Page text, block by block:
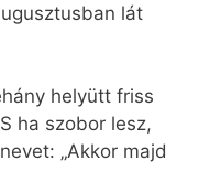
lát
helyütt friss
ha szobor lesz,
„Akkor majd